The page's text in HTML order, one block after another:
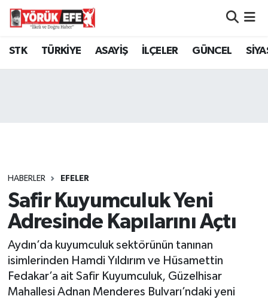
STK TÜRKİYE ASAYİŞ İLÇELER GÜNCEL
HABERLER EFELER
Safir Kuyumculuk Yeni
Adresinde Kapılarını Açtı
Aydın’da kuyumculuk sektörünün tanınan
isimlerinden Hamdi Yıldırım ve Hüsamettin
Fedakar’a ait Safir Kuyumculuk, Güzelhisar
Mahallesi Adnan Menderes Bulvarı’ndaki yeni
Aydın Nöbetçi Eczaneler
Tüm Manşetler
Son Dakika Haberleri
Haber Arşivi